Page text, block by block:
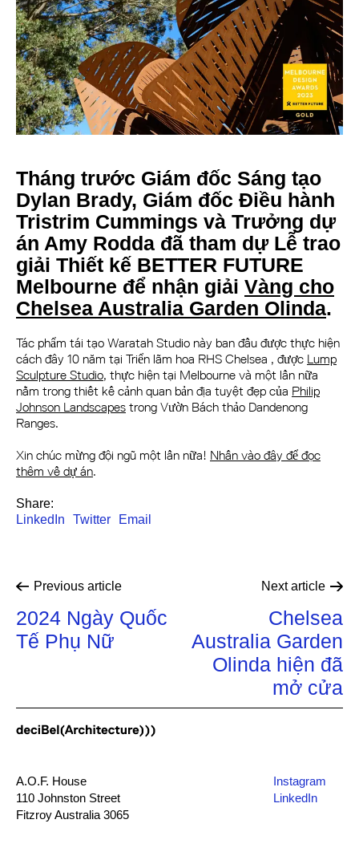
Tháng trước Giám đốc Sáng tạo
Dylan Brady, Giám đốc Điều hành
Tristrim Cummings và Trưởng dự
án Amy Rodda đã tham dự Lễ trao
giải Thiết kế BETTER FUTURE
Melbourne để nhận giải Vàng cho
Chelsea Australia Garden Olinda.
Tác phẩm tái tạo Waratah Studio này ban đầu được thực hiện
cách đây 10 năm tại Triển lãm hoa RHS Chelsea , được Lump
Sculpture Studio, thực hiện tại Melbourne và một lần nữa
nằm trong thiết kế cảnh quan bản địa tuyệt đẹp của Philip
Johnson Landscapes trong Vườn Bách thảo Dandenong
Ranges.
Xin chúc mừng đội ngũ một lần nữa! Nhấn vào đây để đọc
thêm về dự án.
Share:
LinkedIn
Twitter Email
Previous article
2024 Ngày Quốc
Tế Phụ Nữ
Next article
Chelsea
Australia Garden
Olinda hiện đã
mở cửa
A.O.F. House
110 Johnston Street
Fitzroy Australia 3065
Instagram
LinkedIn